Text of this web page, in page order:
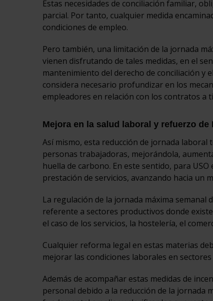
Estas necesidades de conciliación familiar,
parcial. Por tanto, cualquier medida
condiciones de empleo.
Pero también, una limitación de la jornada
vienen disfrutando de tales medidas, en el
mantenimiento del derecho de conciliación y
considera necesario profundizar en los
empleadores en relación con los contratos a
Mejora en la salud laboral y refuerzo de
Así mismo, esta reducción de jornada
personas trabajadoras, mejorándola,
huella de carbono. En este sentido, para
prestación de servicios, avanzando hacia un
La regulación de la jornada máxima semanal
referente a sectores productivos donde
el caso de los servicios, la hostelería, el
Cualquier reforma legal en estas materias
mejorar las condiciones laborales en
Además de acompañar estas medidas de
personal debido a la reducción de la jornada